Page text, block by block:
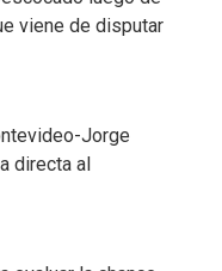
viene de disputar
Jorge
directa al